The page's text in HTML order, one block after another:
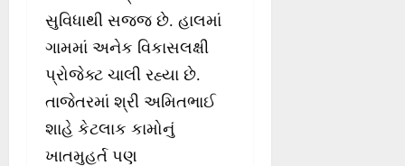
સુવિધાથી સજ્જ છે. હાલમાં
ગામમાં અનેક વિકાસલક્ષી
પ્રોજેક્ટ ચાલી રહ્યા છે.
તાજેતરમાં શ્રી અમિતભાઈ
શાહે કેટલાક કામોનું
ખાતમુહર્ત પણ